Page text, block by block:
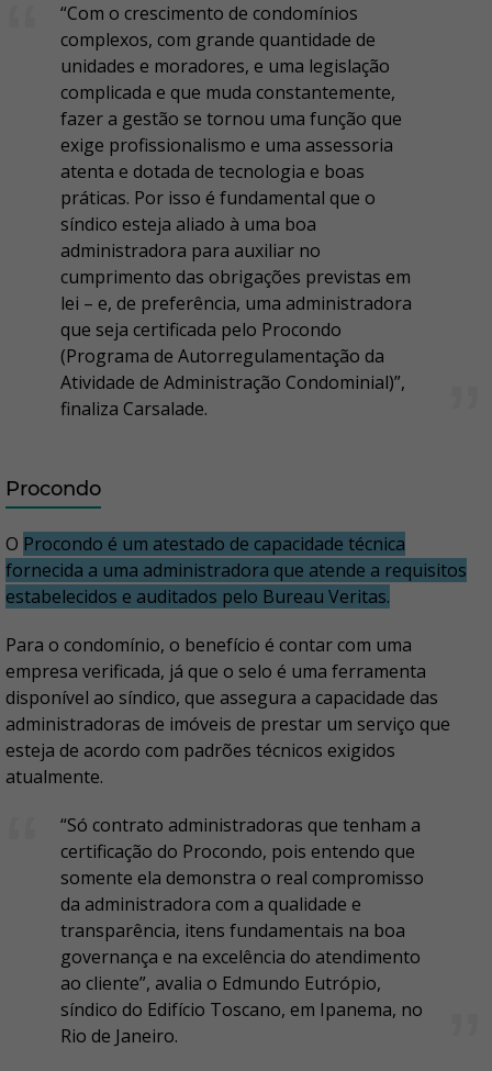
“Com o crescimento de condomínios
complexos, com grande quantidade de
unidades e moradores, e uma legislação
complicada e que muda constantemente,
fazer a gestão se tornou uma função que
exige profissionalismo e uma assessoria
atenta e dotada de tecnologia e boas
práticas. Por isso é fundamental que o
síndico esteja aliado à uma boa
administradora para auxiliar no
cumprimento das obrigações previstas em
lei – e, de preferência, uma administradora
que seja certificada pelo Procondo
(Programa de Autorregulamentação da
Atividade de Administração Condominial)”,
finaliza Carsalade.
Procondo
O Procondo é um atestado de capacidade técnica
fornecida a uma administradora que atende a requisitos
estabelecidos e auditados pelo Bureau Veritas.
Para o condomínio, o benefício é contar com uma
empresa verificada, já que o selo é uma ferramenta
disponível ao síndico, que assegura a capacidade das
administradoras de imóveis de prestar um serviço que
esteja de acordo com padrões técnicos exigidos
atualmente.
“Só contrato administradoras que tenham a
certificação do Procondo, pois entendo que
somente ela demonstra o real compromisso
da administradora com a qualidade e
transparência, itens fundamentais na boa
governança e na excelência do atendimento
ao cliente”, avalia o Edmundo Eutrópio,
síndico do Edifício Toscano, em Ipanema, no
Rio de Janeiro.